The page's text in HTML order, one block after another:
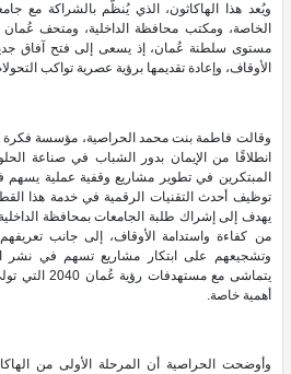
ويُعد هذا الهاكاثون، الذي يُنظَّم بالشراكة مع
الخاصة، ومكتب محافظة الداخلية، ومتحف
مستوى سلطنة عُمان، إذ يسعى إلى فتح آفاق
الأوقاف، وإعادة تقديمها برؤية عصرية تواكب
وقالت فاطمة بنت محمد الحراصية، مؤسسة فكرة
انطلاقًا من الإيمان بدور الشباب في صناعة
المبتكرين في تطوير مشاريع وقفية عملية يسهم
توظيف أحدث التقنيات الرقمية في خدمة هذا
يهدف إلى إشراك طلبة الجامعات بمحافظة
من كفاءة واستدامة الأوقاف، إلى جانب تعريفهم
وتشجيعهم على ابتكار مشاريع تسهم في نشر
يتماشى مع
أهمية خاصة.
وأوضحت الحراصية أن المرحلة الأولى من